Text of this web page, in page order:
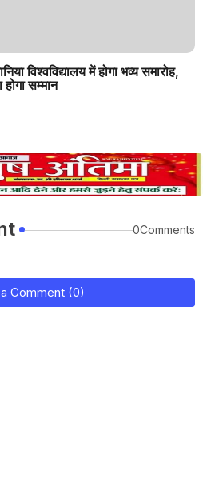
विश्वविद्यालय में होगा भव्य समारोह,
होगा सम्मान
0Comments
Comment (0)